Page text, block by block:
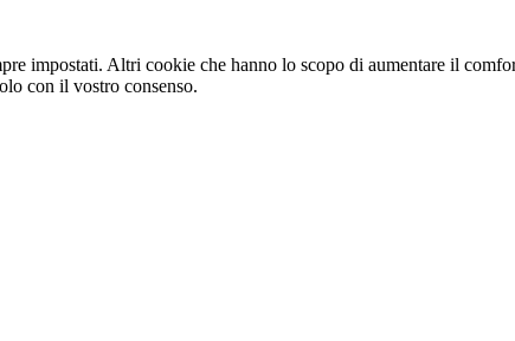
impostati. Altri cookie che hanno lo scopo di aumentare il
con il vostro consenso.